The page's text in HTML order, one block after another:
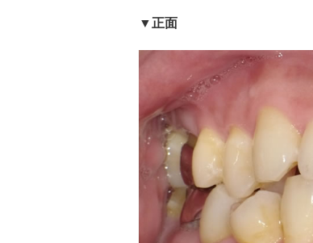
▼正面